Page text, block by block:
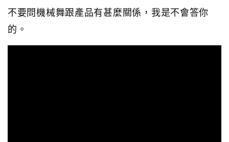
不要問機械舞跟產品有甚麼關係，我是不會答你
的。